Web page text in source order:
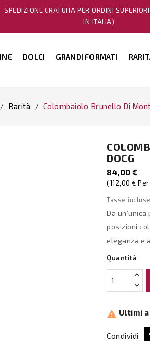
SPEDIZIONE GRATUITA PER ORDINI
IN ITALIA)
DOLCI GRANDI FORMATI
Rarità Colombaiolo Brunello Di
DOCG
84,00 €
(112,00 €
Tasse incluse
Da
posizioni
eleganza e
Quantità
 Ultimi
Condividi